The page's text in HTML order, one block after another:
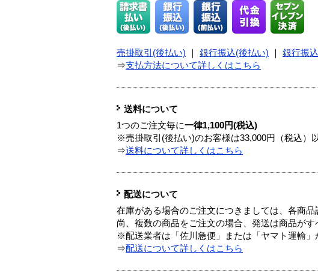
売掛取引(後払い) 銀行振込(後払い) 銀行振
⇒支払方法について詳しくはこちら
送料について
1つのご注文毎に一律1,100円(税込)
※売掛取引(後払い)のお客様は33,000円（税込）
⇒送料について詳しくはこちら
配送について
在庫がある場合のご注文につきましては、各商
尚、複数の商品をご注文の場合、発送は商品がす
※配送業者は「佐川急便」または「ヤマト運輸」
⇒配送について詳しくはこちら